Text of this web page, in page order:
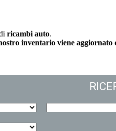
ricambi auto.
inventario viene aggiornato